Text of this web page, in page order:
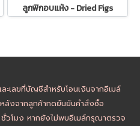
ลูกฟิกอบแห้ง - Dried Figs
ะเลขที่บัญชีสำหรับโอนเงินจากอีเมล์
ลังจากลูกค้ากดยืนยันคำสั่งซื้อ
วโมง หากยังไม่พบอีเมล์กรุณาตรวจ